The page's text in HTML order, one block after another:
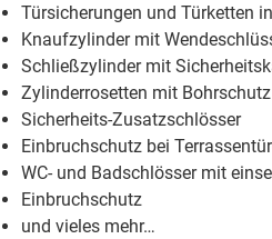
Türsicherungen und Türketten
Knaufzylinder mit
Schließzylinder mit
Zylinderrosetten mit Bohrschutz
Sicherheits-Zusatzschlösser
Einbruchschutz bei
WC- und Badschlösser mit
Einbruchschutz
und vieles mehr…